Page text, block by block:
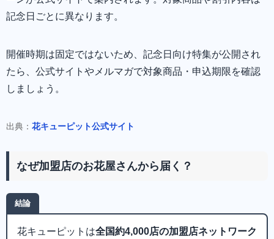
記念日ごとに異なります。
開催時期は固定ではないため、記念日向け特集が公開され
たら、公式サイトやメルマガで対象商品・申込期限を確認
しましょう。
出典： 花キューピット公式サイト
なぜ加盟店のお花屋さんから届く？
結論
花キューピットは全国約4,000店の加盟店ネットワーク